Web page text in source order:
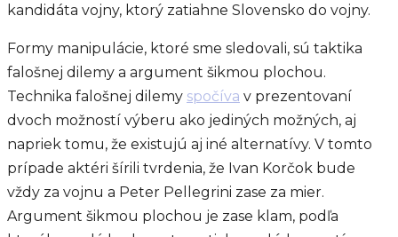
kandidáta vojny, ktorý zatiahne Slovensko do vojny.
Formy manipulácie, ktoré sme sledovali, sú taktika
falošnej dilemy a argument šikmou plochou.
Technika falošnej dilemy spočíva v prezentovaní
dvoch možností výberu ako jediných možných, aj
napriek tomu, že existujú aj iné alternatívy. V tomto
prípade aktéri šírili tvrdenia, že Ivan Korčok bude
vždy za vojnu a Peter Pellegrini zase za mier.
Argument šikmou plochou je zase klam, podľa